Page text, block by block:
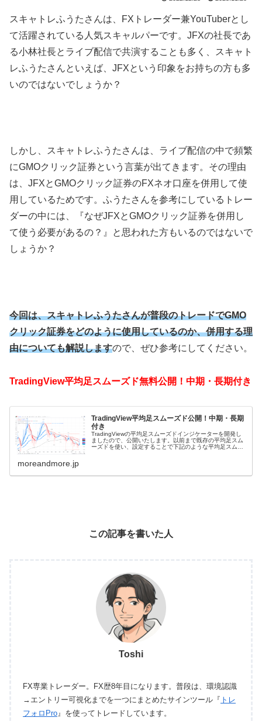
スキャトレふうたさんは、FXトレーダー兼YouTuberとし
て活躍されている人気スキャルパーです。JFXの社長であ
る小林社長とライブ配信で共演することも多く、スキャト
レふうたさんといえば、JFXという印象をお持ちの方も多
いのではないでしょうか？
しかし、スキャトレふうたさんは、ライブ配信の中で頻繁
にGMOクリック証券という言葉が出てきます。その理由
は、JFXとGMOクリック証券のFXネオ口座を併用して使
用しているためです。ふうたさんを参考にしているトレー
ダーの中には、『なぜJFXとGMOクリック証券を併用し
て使う必要があるの？』と思われた方もいるのではないで
しょうか？
今回は、スキャトレふうたさんが普段のトレードでGMO
クリック証券をどのように使用しているのか、併用する理
由についても解説しますので、ぜひ参考にしてください。
TradingView平均足スムーズド無料公開！中期・長期付き
TradingView平均足スムーズド公開！中期・長期
付き
TradingViewの平均足スムーズドインジケーターを開発し
ましたので、公開いたします。以前まで既存の平均足スム
ーズドを使い、設定することで下記のような平均足スムー
moreandmore.jp
この記事を書いた人
Toshi
FX専業トレーダー。FX歴8年目になります。普段は、環境認識
→エントリー可視化までを一つにまとめたサインツール『 トレ
フォロPro 』を使ってトレードしています。